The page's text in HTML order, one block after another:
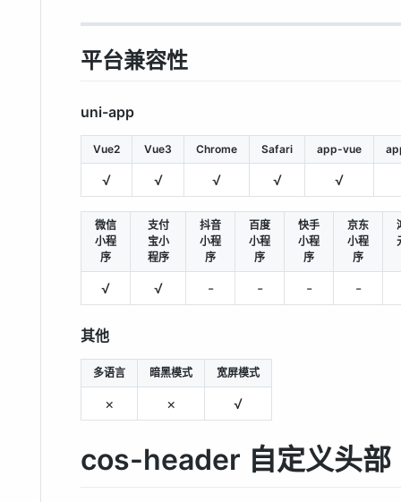
平台兼容性
uni-app
Vue2 Vue3 Chrome Safari app-vue
√ √ √ √ √
微信
小程
序
支付
宝小
程序
抖音
小程
序
百度
小程
序
快手
小程
序
京东
小程
序
√ √ - - - -
其他
多语言 暗黑模式 宽屏模式
× × √
cos-header 自定义头部